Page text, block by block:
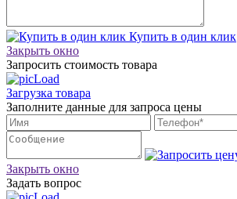
Купить в один клик
Закрыть окно
Запросить стоимость товара
Загрузка товара
Заполните данные для запроса цены
Закрыть окно
Задать вопрос